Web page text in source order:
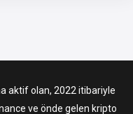
aktif olan, 2022 itibariyle
ve önde gelen kripto